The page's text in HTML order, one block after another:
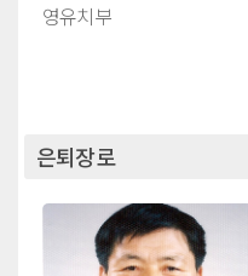
영유치부
은퇴장로